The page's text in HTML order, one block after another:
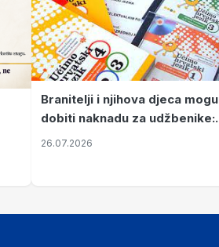
Branitelji i njihova djeca mogu
dobiti naknadu za udžbenike:
zahtjevi se podnose do 31.
26.07.2026